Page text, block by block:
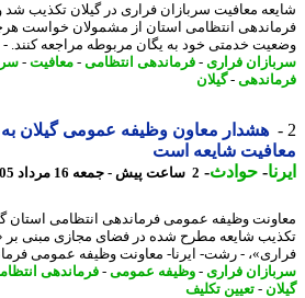
معافیت سربازان فراری در گیلان تکذیب شد و
انتظامی استان از مشمولان خواست هرچه
خدمتی خود به یگان مربوطه مراجعه کنند. - به ...
فراری - فرماندهی انتظامی-معافیت-
-گیلان
هشدار معاون وظیفه عمومی گیلان به
شایعه است
-حوادث -2 ساعت پیش - جمعه 16 مرداد 1405، 23:50
وظیفه عمومی فرماندهی انتظامی استان
شایعه مطرح شده در فضای مجازی مبنی بر
- رشت- ایرنا- معاونت وظیفه عمومی
فراری - وظیفه عمومی-فرماندهی انتظامی-
-تعیین تکلیف